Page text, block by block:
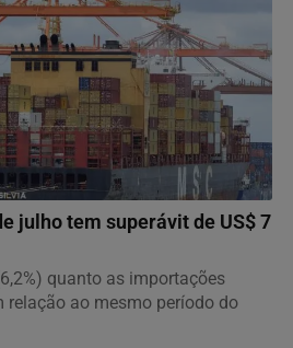
julho tem superávit de US$ 7
quanto as importações
relação ao mesmo período do